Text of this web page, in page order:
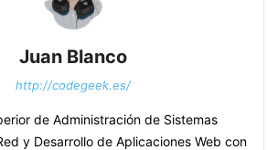
Juan Blanco
http://codegeek.es/
de Administración de Sistemas
y Desarrollo de Aplicaciones Web con